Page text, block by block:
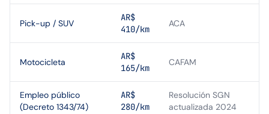
Pick-up / SUV
AR$
410/km
ACA
Motocicleta
AR$
165/km
CAFAM
Empleo público
(Decreto 1343/74)
AR$
280/km
Resolución SGN
actualizada 2024